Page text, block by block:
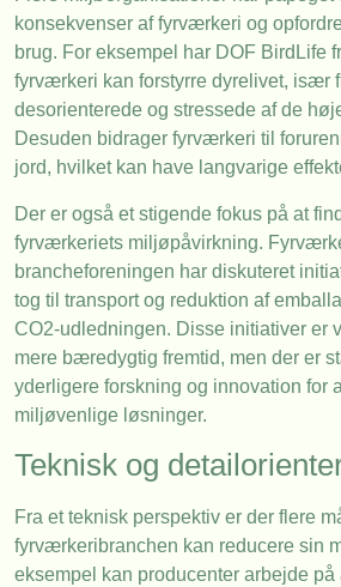
konsekvenser af fyrværkeri og
brug. For eksempel har DOF BirdLife
fyrværkeri kan forstyrre dyrelivet, især
desorienterede og stressede af de
Desuden bidrager fyrværkeri til
jord, hvilket kan have langvarige
Der er også et stigende fokus på at
fyrværkeriets miljøpåvirkning.
brancheforeningen har diskuteret
tog til transport og reduktion af
CO2-udledningen. Disse initiativer er
mere bæredygtig fremtid, men der er
yderligere forskning og innovation for
miljøvenlige løsninger.
Teknisk og
Fra et teknisk perspektiv er der flere
fyrværkeribranchen kan reducere sin
eksempel kan producenter arbejde